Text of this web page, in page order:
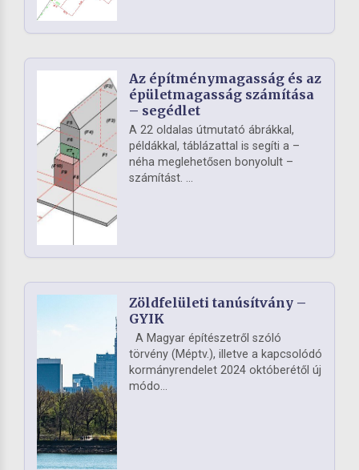
Az építménymagasság és az
épületmagasság számítása
– segédlet
A 22 oldalas útmutató ábrákkal,
példákkal, táblázattal is segíti a –
néha meglehetősen bonyolult –
számítást. ...
Zöldfelületi tanúsítvány –
GYIK
A Magyar építészetről szóló
törvény (Méptv.), illetve a kapcsolódó
kormányrendelet 2024 októberétől új
módo...